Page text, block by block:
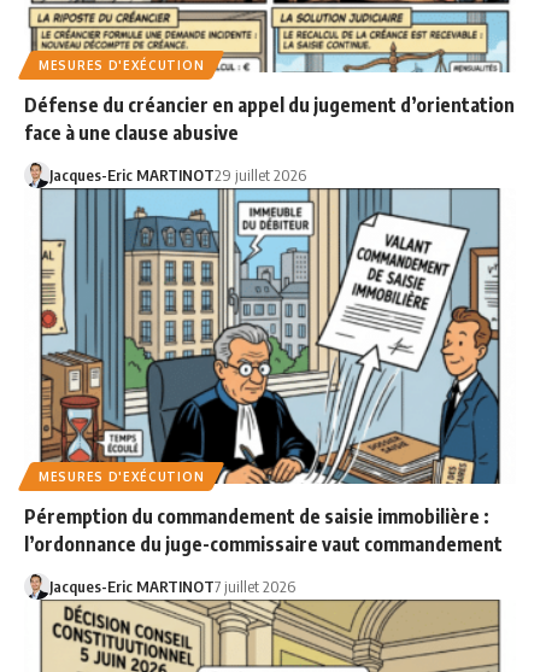
MESURES D'EXÉCUTION
Défense du créancier en appel du jugement d’orientation
face à une clause abusive
Jacques-Eric MARTINOT29 juillet 2026
MESURES D'EXÉCUTION
Péremption du commandement de saisie immobilière :
l’ordonnance du juge-commissaire vaut commandement
Jacques-Eric MARTINOT7 juillet 2026